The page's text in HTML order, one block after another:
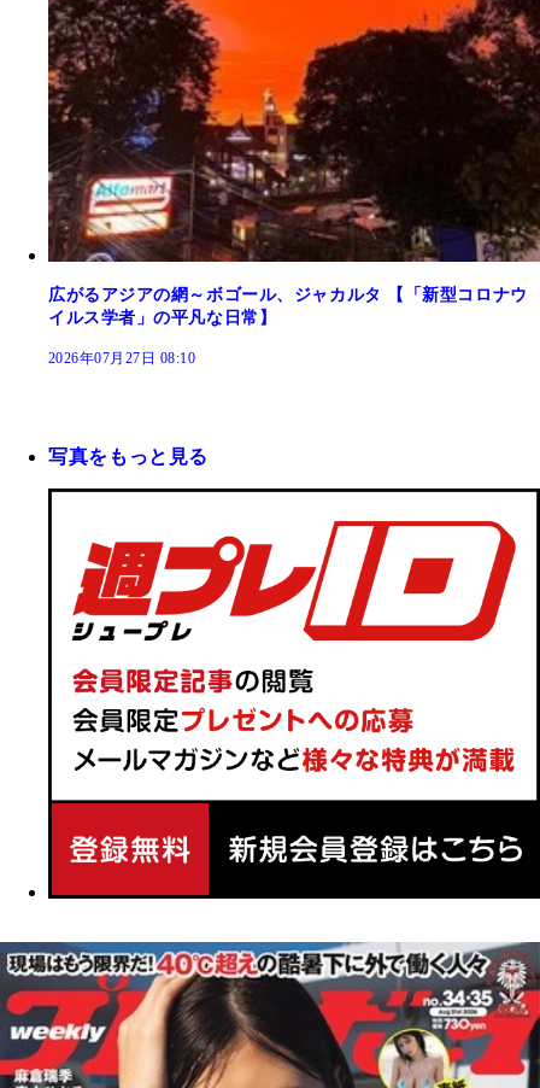
広がるアジアの網～ボゴール、ジャカルタ 【「新型コロナウ
イルス学者」の平凡な日常】
2026年07月27日 08:10
写真をもっと見る